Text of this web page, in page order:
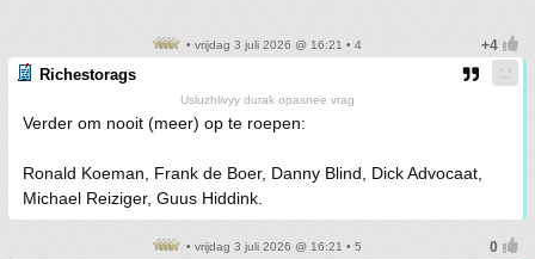
• vrijdag 3 juli 2026 @ 16:21 • 4
Richestorags
Usluzhlivyy durak opasnee vrag
Verder om nooit (meer) op te roepen:
Ronald Koeman, Frank de Boer, Danny Blind, Dick Advocaat,
Michael Reiziger, Guus Hiddink.
• vrijdag 3 juli 2026 @ 16:21 • 5